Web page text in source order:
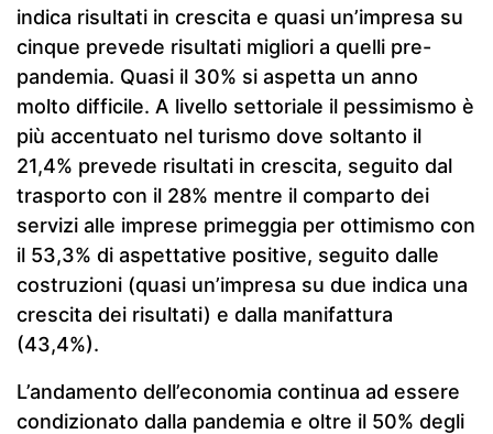
indica risultati in crescita e quasi un’impresa su
cinque prevede risultati migliori a quelli pre-
pandemia. Quasi il 30% si aspetta un anno
molto difficile. A livello settoriale il pessimismo è
più accentuato nel turismo dove soltanto il
21,4% prevede risultati in crescita, seguito dal
trasporto con il 28% mentre il comparto dei
servizi alle imprese primeggia per ottimismo con
il 53,3% di aspettative positive, seguito dalle
costruzioni (quasi un’impresa su due indica una
crescita dei risultati) e dalla manifattura
(43,4%).
L’andamento dell’economia continua ad essere
condizionato dalla pandemia e oltre il 50% degli